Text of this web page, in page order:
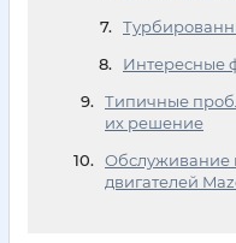
Интересные
Типичные
их решение
Обслуживание
двигателей